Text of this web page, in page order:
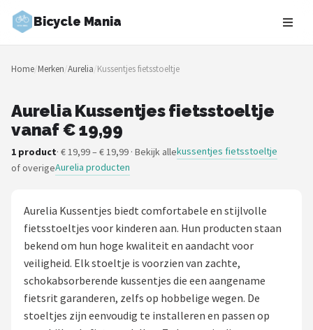
Bicycle Mania
Zoeken
NAVIGATIE
Merken
Blog
Kinderfietsen
Stadsfietsen
Elektrische fietsen
Home/Merken/Aurelia/Kussentjes fietsstoeltje
Aurelia Kussentjes fietsstoeltje
vanaf € 19,99
1 product· € 19,99 – € 19,99 · Bekijk allekussentjes fietsstoeltje
of overigeAurelia producten
Aurelia Kussentjes biedt comfortabele en stijlvolle
fietsstoeltjes voor kinderen aan. Hun producten staan
bekend om hun hoge kwaliteit en aandacht voor
veiligheid. Elk stoeltje is voorzien van zachte,
schokabsorberende kussentjes die een aangename
fietsrit garanderen, zelfs op hobbelige wegen. De
stoeltjes zijn eenvoudig te installeren en passen op